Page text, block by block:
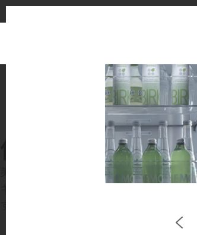
使用イメージ
美しい商業施設や住宅空間で、LX
キッチンやバスルームなどの主要スペ